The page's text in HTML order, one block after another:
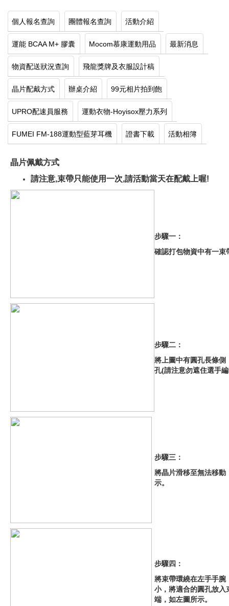
個人報名查詢 團體報名查詢 活動介紹
運能 BCAA M+ 膠囊 Mocom慕康運動用品 最新消息
物資配送狀況查詢 飛龍獎牌及衣服設計稿
晶片配戴方式 辦桌介紹 99元相片拍到飽
UPRO配速員服務 運動衣物-Hoyisox壓力系列
FUMEI FM-188運動型藍芽耳機 證書下載 活動相簿
晶片佩戴方式
請注意,束帶只能使用一次,請活動當天在配戴上喔!
步驟一：
確認打包物資中有一束
步驟二：
將上圖中有圓孔長條側
孔(請注意勿遮住選手
步驟三：
將晶片滑移至無法移動
示。
步驟四：
將束帶環繞在左手手腕
小，將適合的圓孔放入
端，如左圖所示。